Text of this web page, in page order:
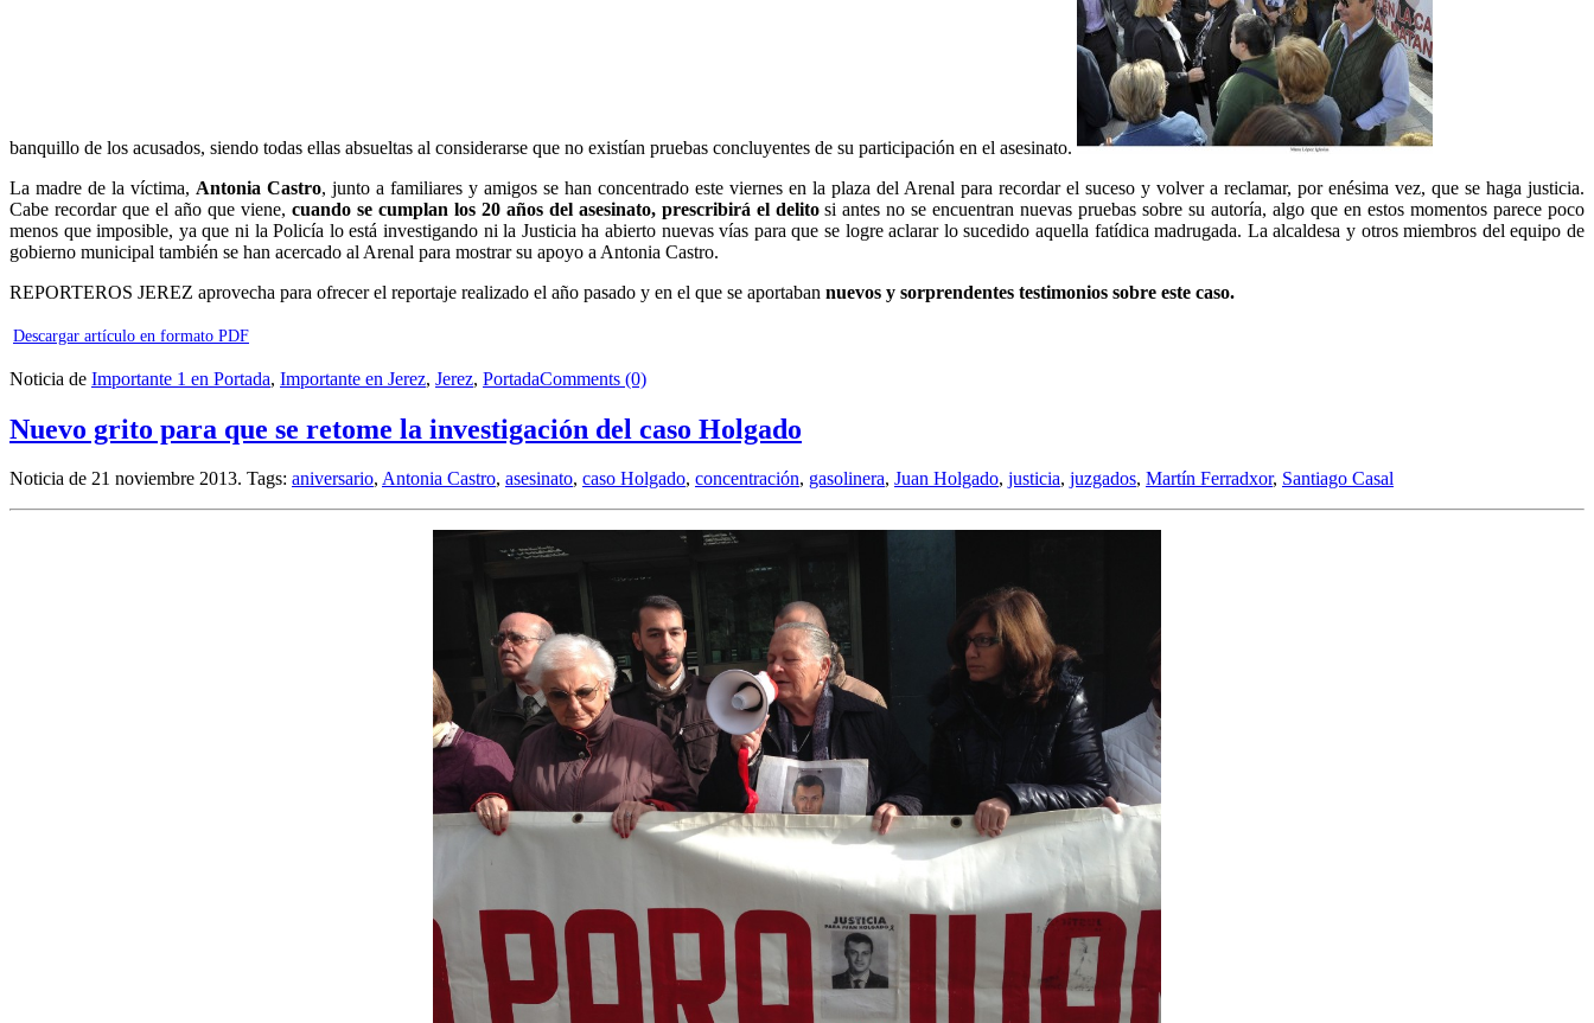
banquillo de los acusados, siendo todas ellas absueltas al considerarse que no existían pruebas concluyentes de su participación en el asesinato.
La madre de la víctima, Antonia Castro, junto a familiares y amigos se han concentrado este viernes en la plaza del Arenal para recordar el suceso y volver a reclamar, por enésima vez, que se haga justicia.
Cabe recordar que el año que viene, cuando se cumplan los 20 años del asesinato, prescribirá el delitosi antes no se encuentran nuevas pruebas sobre su autoría, algo que en estos momentos parece poco
menos que imposible, ya que ni la Policía lo está investigando ni la Justicia ha abierto nuevas vías para que se logre aclarar lo sucedido aquella fatídica madrugada. La alcaldesa y otros miembros del equipo de
gobierno municipal también se han acercado al Arenal para mostrar su apoyo a Antonia Castro.
REPORTEROS JEREZ aprovecha para ofrecer el reportaje realizado el año pasado y en el que se aportaban nuevos y sorprendentes testimonios sobre este caso.
Descargar artículo en formato PDF
Noticia de Importante 1 en Portada, Importante en Jerez, Jerez, PortadaComments (0)
Nuevo grito para que se retome la investigación del caso Holgado
Noticia de 21 noviembre 2013. Tags: aniversario, Antonia Castro, asesinato, caso Holgado, concentración, gasolinera, Juan Holgado, justicia, juzgados, Martín Ferradxor, Santiago Casal